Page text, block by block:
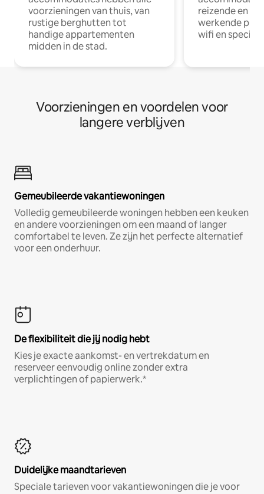
voorzieningen van thuis, van
rustige berghutten tot
handige appartementen
midden in de stad.
reizende en
werkende
wifi en
Voorzieningen en voordelen voor
langere verblijven
Gemeubileerde vakantiewoningen
Volledig gemeubileerde woningen hebben een keuken
en andere voorzieningen om een maand of langer
comfortabel te leven. Ze zijn het perfecte alternatief
voor een onderhuur.
De flexibiliteit die jij nodig hebt
Kies je exacte aankomst- en vertrekdatum en
reserveer eenvoudig online zonder extra
verplichtingen of papierwerk.*
Duidelijke maandtarieven
Speciale tarieven voor vakantiewoningen die je voor